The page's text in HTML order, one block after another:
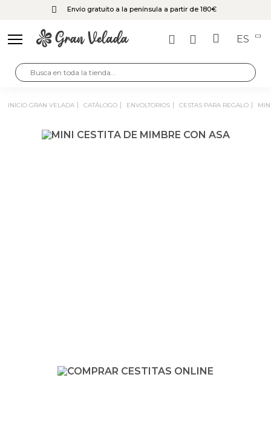
Envío gratuito a la península a partir de 180€
ES
INICIO GRAN VELADA CATÁLOGO ENVOLTORIOS CESTAS PARA REGALO